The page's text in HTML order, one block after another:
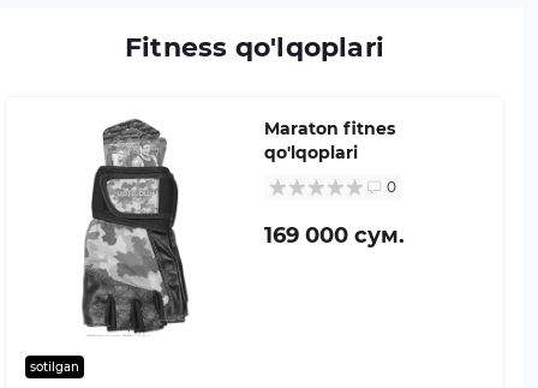
Fitness qo'lqoplari
sotilgan
Maraton fitnes
qo'lqoplari
0
169 000 сум.